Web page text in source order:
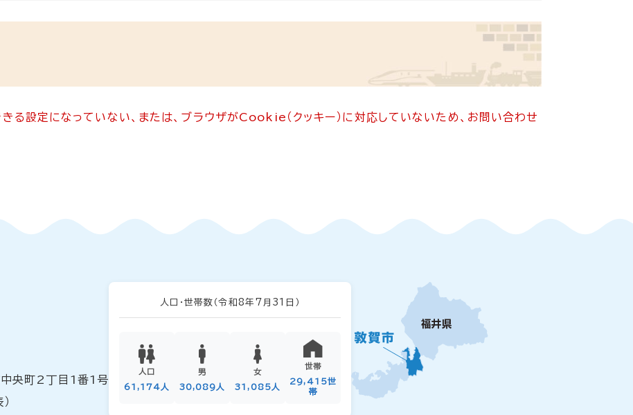
る設定になっていない、または、ブラウザがCookie（クッキー）に対応していないため、お問い合わせ
央町2丁目1番1号
人口・世帯数 （令和8年7月31日）
人口
61,174人
男
30,089人
女
31,085人
世帯
29,415世
帯